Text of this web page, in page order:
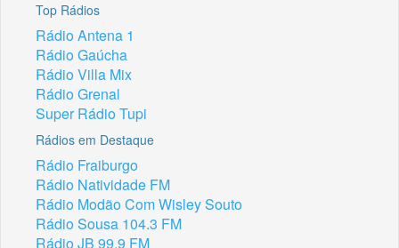
Top Rádios
Rádio Antena 1
Rádio Gaúcha
Rádio Villa Mix
Rádio Grenal
Super Rádio Tupi
Rádios em Destaque
Rádio Fraiburgo
Rádio Natividade FM
Rádio Modão Com Wisley Souto
Rádio Sousa 104.3 FM
Rádio JB 99.9 FM